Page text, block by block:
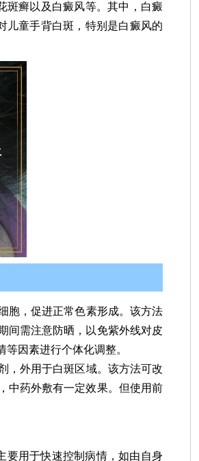
斑癣以及白癜风等。其中，白癜
儿童手背白斑，特别是白癜风的
胞，促进正常色素形成。该方法
间需注意防晒，以免紫外线对皮
因素进行个体化调整。
，外用于白斑区域。该方法可改
中药外敷有一定效果。但使用前
要用于快速控制病情，如由自身